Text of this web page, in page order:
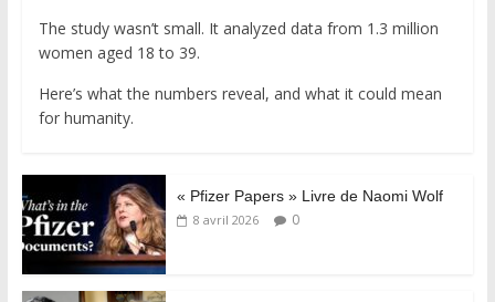
The study wasn’t small. It analyzed data from 1.3 million
women aged 18 to 39.
Here’s what the numbers reveal, and what it could mean
for humanity.
« Pfizer Papers » Livre de Naomi Wolf
8 avril 2026 0